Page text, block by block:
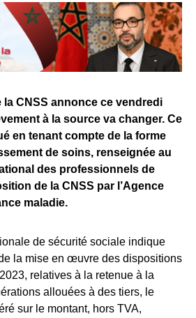
CNSS annonce ce vendredi
à la source va changer. Ce
en tenant compte de la forme
de soins, renseignée au
des professionnels de
de la CNSS par l’Agence
maladie.
de sécurité sociale indique
la mise en œuvre des dispositions
relatives à la retenue à la
allouées à des tiers, le
sur le montant, hors TVA,